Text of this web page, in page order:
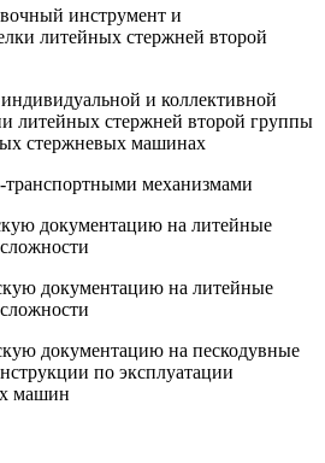
инструмент и
литейных стержней второй
и коллективной
литейных стержней второй группы
стержневых машинах
транспортными механизмами
документацию на литейные
документацию на литейные
документацию на пескодувные
по эксплуатации
машин